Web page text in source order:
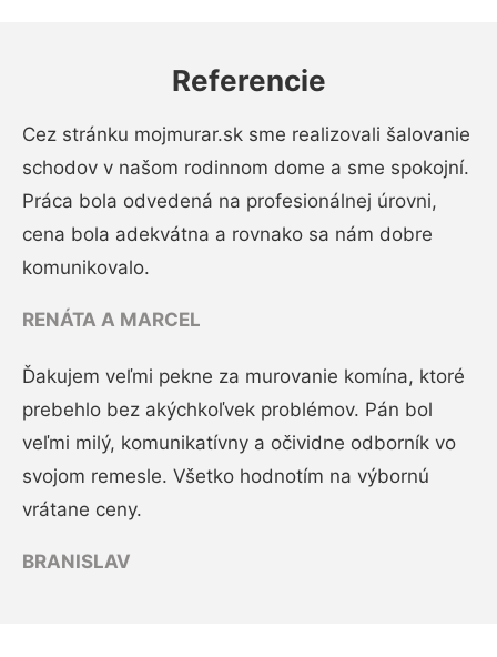
Referencie
Cez stránku mojmurar.sk sme realizovali šalovanie
schodov v našom rodinnom dome a sme spokojní.
Práca bola odvedená na profesionálnej úrovni,
cena bola adekvátna a rovnako sa nám dobre
komunikovalo.
RENÁTA A MARCEL
Ďakujem veľmi pekne za murovanie komína, ktoré
prebehlo bez akýchkoľvek problémov. Pán bol
veľmi milý, komunikatívny a očividne odborník vo
svojom remesle. Všetko hodnotím na výbornú
vrátane ceny.
BRANISLAV